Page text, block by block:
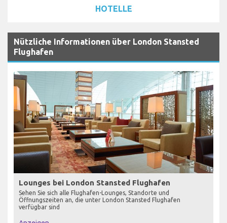
HOTELLE
Nützliche Informationen über London Stansted
Flughafen
Lounges bei London Stansted Flughafen
Sehen Sie sich alle Flughafen-Lounges, Standorte und
Öffnungszeiten an, die unter London Stansted Flughafen
verfügbar sind